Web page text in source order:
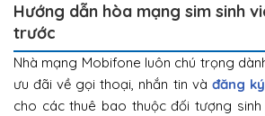
Hướng dẫn hòa mạng sim sinh
trước
Nhà mạng Mobifone luôn chú trọng
ưu đãi về gọi thoại, nhắn tin và đăng
cho các thuê bao thuộc đối tượng